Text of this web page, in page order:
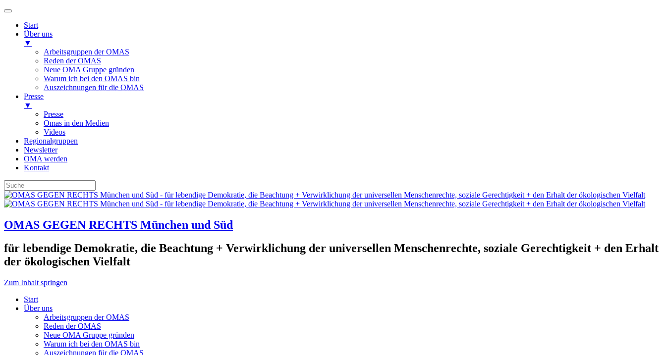
Start
Über uns
▼
Arbeitsgruppen der OMAS
Reden der OMAS
Neue OMA Gruppe gründen
Warum ich bei den OMAS bin
Auszeichnungen für die OMAS
Presse
▼
Presse
Omas in den Medien
Videos
Regionalgruppen
Newsletter
OMA werden
Kontakt
OMAS GEGEN RECHTS München und Süd
für lebendige Demokratie, die Beachtung + Verwirklichung der universellen Menschenrechte, soziale Gerechtigkeit + den Erhalt
der ökologischen Vielfalt
Zum Inhalt springen
Start
Über uns
Arbeitsgruppen der OMAS
Reden der OMAS
Neue OMA Gruppe gründen
Warum ich bei den OMAS bin
Auszeichnungen für die OMAS